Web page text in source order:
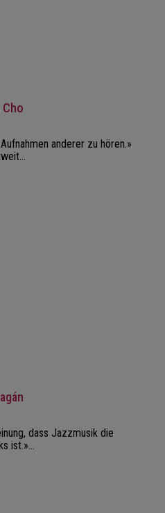
anderer zu hören.»
dass Jazzmusik die
ist.»…